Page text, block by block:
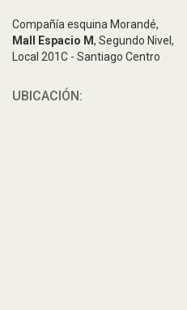
Compañía esquina Morandé,
Mall Espacio M, Segundo Nivel,
Local 201C - Santiago Centro
UBICACIÓN: